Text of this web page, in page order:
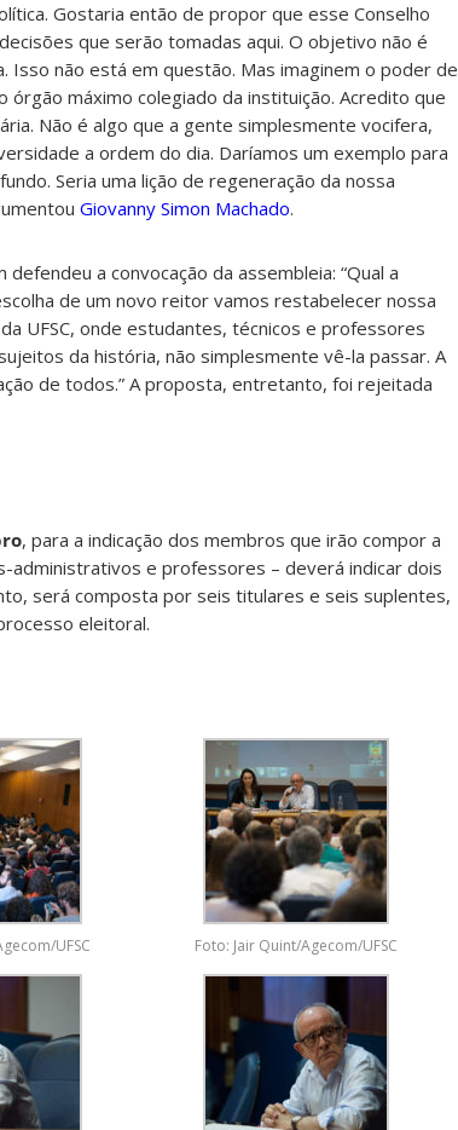
Gostaria então de propor que esse Conselho
que serão tomadas aqui. O objetivo não é
Isso não está em questão. Mas imaginem o poder de
máximo colegiado da instituição. Acredito que
Não é algo que a gente simplesmente vocifera,
a ordem do dia. Daríamos um exemplo para
Seria uma lição de regeneração da nossa
Giovanny Simon Machado.
defendeu a convocação da assembleia: “Qual a
de um novo reitor vamos restabelecer nossa
UFSC, onde estudantes, técnicos e professores
da história, não simplesmente vê-la passar. A
de todos.” A proposta, entretanto, foi rejeitada
, para a indicação dos membros que irão compor a
administrativos e professores – deverá indicar dois
será composta por seis titulares e seis suplentes,
eleitoral.
UFSC Foto: Jair Quint/Agecom/UFSC